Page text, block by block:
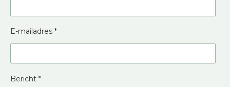
E-mailadres *
Bericht *